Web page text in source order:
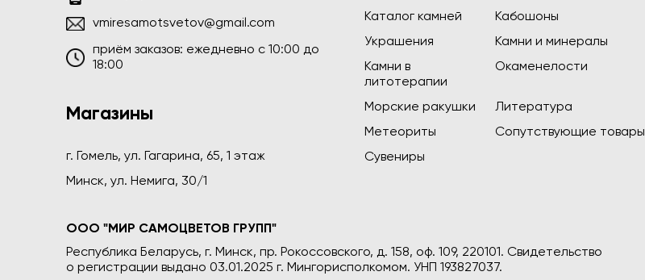
vmiresamotsvetov@gmail.com
приём заказов: ежедневно c 10:00 до
18:00
Магазины
г. Гомель, ул. Гагарина, 65, 1 этаж
Минск, ул. Немига, 30/1
Каталог камней
Кабошоны
Украшения
Камни и минералы
Камни в
литотерапии
Окаменелости
Морские ракушки
Литература
Метеориты
Сопутствующие товары
Сувениры
ООО "МИР САМОЦВЕТОВ ГРУПП"
Республика Беларусь, г. Минск, пр. Рокоссовского, д. 158, оф. 109, 220101. Свидетельство
о регистрации выдано 03.01.2025 г. Мингорисполкомом. УНП 193827037.